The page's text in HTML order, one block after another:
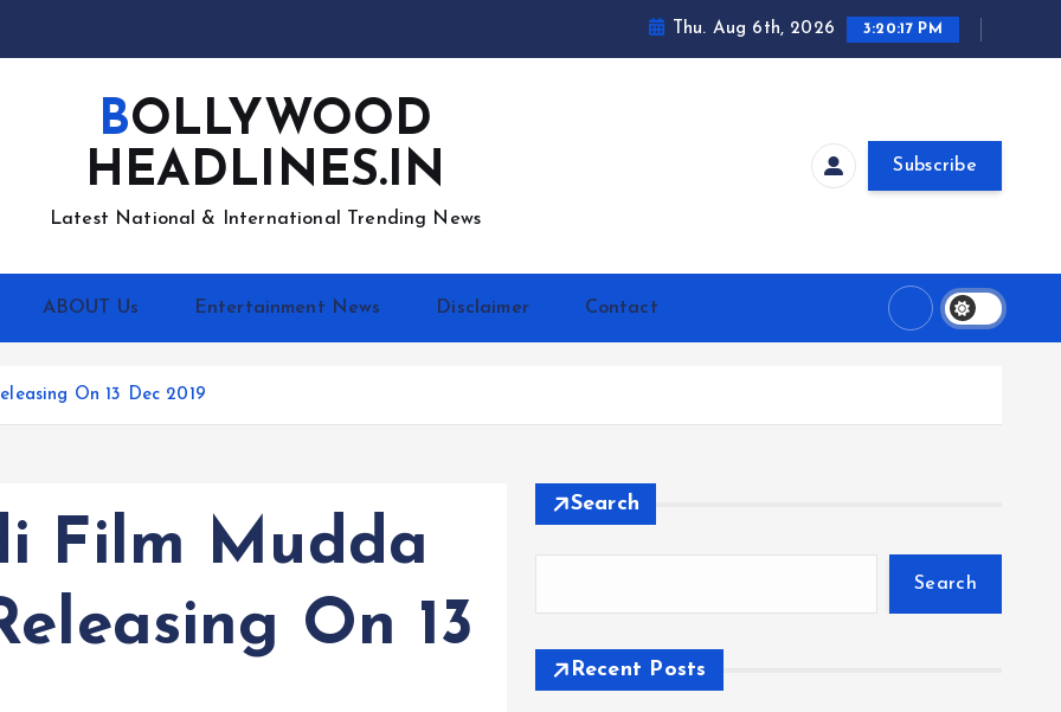
Thu. Aug 6th, 2026 3:20:18 PM
BOLLYWOOD
HEADLINES.IN
Latest National & International Trending News
Subscribe
ABOUT Us Entertainment News Disclaimer Contact
On 13 Dec 2019
Film Mudda
On 13
Search
Search
Recent Posts